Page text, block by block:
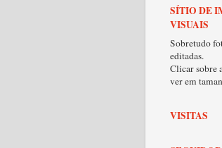
SÍTIO DE
VISUAIS
Sobretudo
editadas.
Clicar sobre
ver em
VISITAS